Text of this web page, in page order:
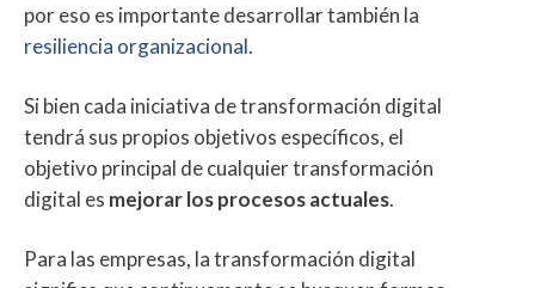
por eso es importante desarrollar también la
resiliencia organizacional.
Si bien cada iniciativa de transformación digital
tendrá sus propios objetivos específicos, el
objetivo principal de cualquier transformación
digital es mejorar los procesos actuales.
Para las empresas, la transformación digital